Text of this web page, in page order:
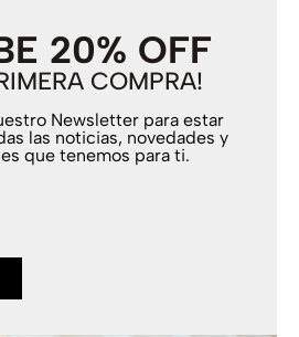
20% OFF
COMPRA!
Newsletter para estar
las noticias, novedades y
que tenemos para ti.